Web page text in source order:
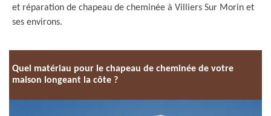
et réparation de chapeau de cheminée à Villiers Sur Morin et
ses environs.
Quel matériau pour le chapeau de cheminée de votre
maison longeant la côte ?